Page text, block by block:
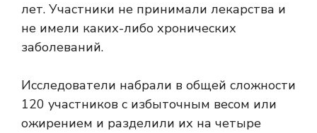
лет. Участники не принимали лекарства и
не имели каких-либо хронических
заболеваний.
Исследователи набрали в общей сложности
120 участников с избыточным весом или
ожирением и разделили их на четыре